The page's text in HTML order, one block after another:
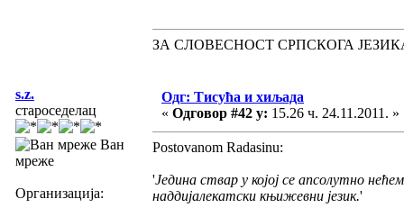
ЗА СЛОВЕСНОСТ СРПСКОГА
s.z.
староседелац
Ван
мреже
Организација:
Одг: Тисућа и хиљада
« Одговор #42 у: 15.26 ч. 24.11.2011. »
Postovanom Radasinu:
'Једина ствар у којој се апсолутно
наддијалекатски књижевни језик.'